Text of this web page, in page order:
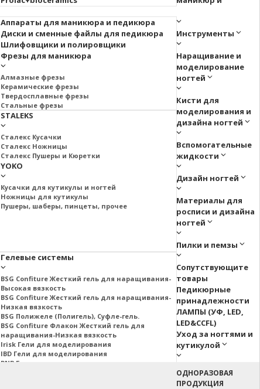
Аппараты для маникюра и педикюра
Диски и сменные файлы для педикюра
Шлифовщики и полировщики
Фрезы для маникюра
Алмазные фрезы
Керамические фрезы
Твердосплавные фрезы
Стальные фрезы
Инструменты
STALEKS
Сталекс Кусачки
Сталекс Ножницы
Сталекс Пушеры и Кюретки
YOKO
Кусачки для кутикулы и ногтей
Ножницы для кутикулы
Пушеры, шаберы, пинцеты, прочее
Наращивание и
моделирование
ногтей
Гелевые системы
BSG Confiture Жесткий гель для наращивания-
Высокая вязкость
BSG Confiture Жесткий гель для наращивания-
Низкая вязкость
BSG Полижеле (Полигель), Суфле-гель.
BSG Confiture Флакон Жесткий гель для
наращивания-Низкая вязкость
Irisk Гели для моделирования
IBD Гели для моделирования
PNB Гели для моделирования
Кисти для
моделирования и
дизайна ногтей
Вспомогательные
жидкости
Дизайн ногтей
Материалы для
росписи и дизайна
ногтей
Пилки и пемзы
Сопутствующите
товары
Педикюрные
принадлежности
ЛАМПЫ (УФ, LED,
LED&CCFL)
Уход за ногтями и
кутикулой
ОДНОРАЗОВАЯ
ПРОДУКЦИЯ